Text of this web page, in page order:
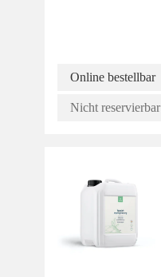
Online bestellbar
Nicht reservierbar